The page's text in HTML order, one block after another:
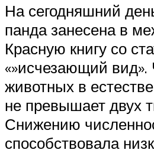
На сегодняшний
панда занесена в
Красную книгу со
«»исчезающий вид».
животных в
не превышает двух
Снижению
способствовала